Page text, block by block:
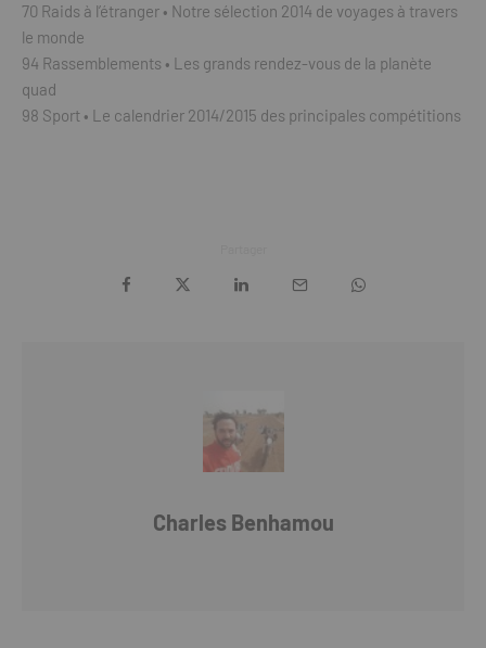
70 Raids à l’étranger • Notre sélection 2014 de voyages à travers
le monde
94 Rassemblements • Les grands rendez-vous de la planète
quad
98 Sport • Le calendrier 2014/2015 des principales compétitions
Charles Benhamou